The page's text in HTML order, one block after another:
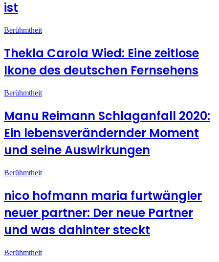
ist
Berühmtheit
Thekla Carola Wied: Eine zeitlose
Ikone des deutschen Fernsehens
Berühmtheit
Manu Reimann Schlaganfall 2020:
Ein lebensverändernder Moment
und seine Auswirkungen
Berühmtheit
nico hofmann maria furtwängler
neuer partner: Der neue Partner
und was dahinter steckt
Berühmtheit